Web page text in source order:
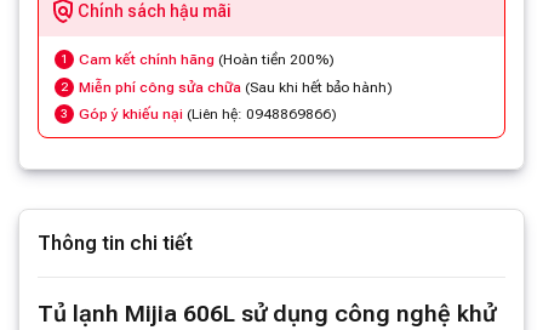
Chính sách hậu mãi
1 Cam kết chính hãng (Hoàn tiền 200%)
2 Miễn phí công sửa chữa (Sau khi hết bảo hành)
3 Góp ý khiếu nại (Liên hệ: 0948869866)
Thông tin chi tiết
Tủ lạnh Mijia 606L sử dụng công nghệ khử